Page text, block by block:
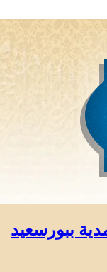
ببورسعيد